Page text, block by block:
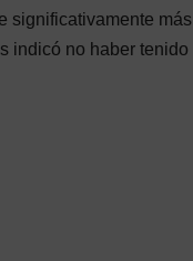
significativamente más
indicó no haber tenido